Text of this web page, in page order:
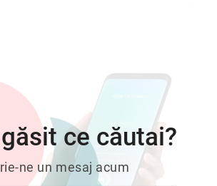
ce căutai?
ne un mesaj acum